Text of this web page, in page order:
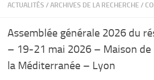
ACTUALITÉS /ARCHIVES DE LA RECHERCHE /
Assemblée générale 2026 du
– 19-21 mai 2026 – Maison de
la Méditerranée – Lyon